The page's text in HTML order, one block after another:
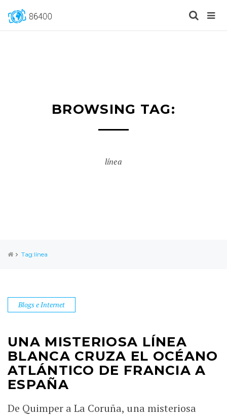
BROWSING TAG:
línea
Tag:línea
Blogs e Internet
UNA MISTERIOSA LÍNEA
BLANCA CRUZA EL OCÉANO
ATLÁNTICO DE FRANCIA A
ESPAÑA
De Quimper a La Coruña, una misteriosa